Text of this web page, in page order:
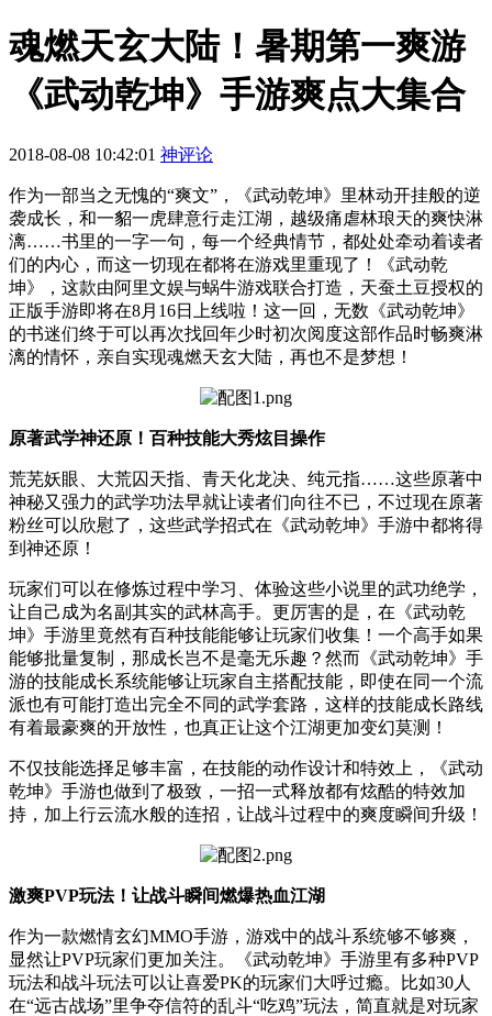
魂燃天玄大陆！暑期第一爽游
《武动乾坤》手游爽点大集合
2018-08-08 10:42:01 神评论
作为一部当之无愧的“爽文”，《武动乾坤》里林动开挂般的逆
袭成长，和一貂一虎肆意行走江湖，越级痛虐林琅天的爽快淋
漓……书里的一字一句，每一个经典情节，都处处牵动着读者
们的内心，而这一切现在都将在游戏里重现了！《武动乾
坤》，这款由阿里文娱与蜗牛游戏联合打造，天蚕土豆授权的
正版手游即将在8月 16日上线啦！这一回，无数《武动乾坤》
的书迷们终于可以再次找回年少时初次阅度这部作品时畅爽淋
漓的情怀，亲自实现魂燃天玄大陆，再也不是梦想！
原著武学神还原！百种技能大秀炫目操作
荒芜妖眼、大荒囚天指、青天化龙决、纯元指……这些原著中
神秘又强力的武学功法早就让读者们向往不已，不过现在原著
粉丝可以欣慰了，这些武学招式在《武动乾坤》手游中都将得
到神还原！
玩家们可以在修炼过程中学习、体验这些小说里的武功绝学，
让自己成为名副其实的武林高手。更厉害的是，在《武动乾
坤》手游里竟然有百种技能能够让玩家们收集！一个高手如果
能够批量复制，那成长岂不是毫无乐趣？然而《武动乾坤》手
游的技能成长系统能够让玩家自主搭配技能，即使在同一个流
派也有可能打造出完全不同的武学套路，这样的技能成长路线
有着最豪爽的开放性，也真正让这个江湖更加变幻莫测！
不仅技能选择足够丰富，在技能的动作设计和特效上，《武动
乾坤》手游也做到了极致，一招一式释放都有炫酷的特效加
持，加上行云流水般的连招，让战斗过程中的爽度瞬间升级！
激爽PVP玩法！让战斗瞬间燃爆热血江湖
作为一款燃情玄幻MMO手游，游戏中的战斗系统够不够爽，
显然让PVP玩家们更加关注。《武动乾坤》手游里有多种PVP
玩法和战斗玩法可以让喜爱PK的玩家们大呼过瘾。比如30人
在“远古战场”里争夺信符的乱斗“吃鸡”玩法，简直就是对玩家